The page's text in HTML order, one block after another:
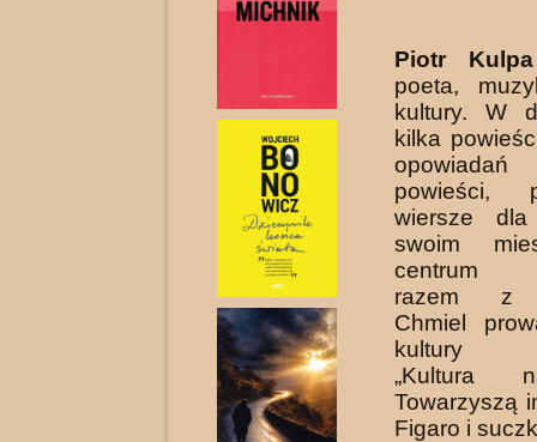
Piotr Kulpa
poeta,
kultury. W
kilka
powieści,
wiersze
swoim
centrum
razem z
Chmiel
kultury
„Kultura
Towarzyszą
Figaro i